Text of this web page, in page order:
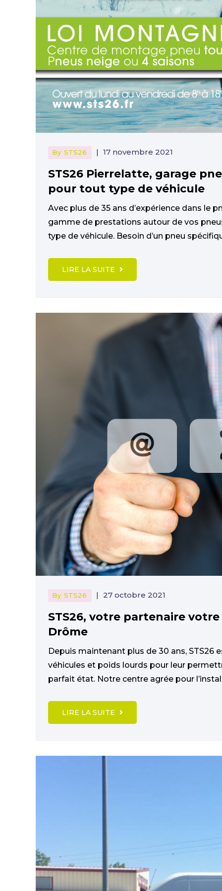
By STS26 | 17 novembre 2021
STS26 Pierrelatte, garage
pour tout type de véhicule
Avec plus de 35 ans d’expérience dans le
gamme de prestations autour de vos
type de véhicule. Besoin d’un pneu
LIRE LA SUITE
By STS26 | 27 octobre 2021
STS26, votre partenaire
Drôme
Depuis maintenant plus de 30 ans,
véhicules et poids lourds pour leur
parfait état. Notre centre agrée pour
LIRE LA SUITE